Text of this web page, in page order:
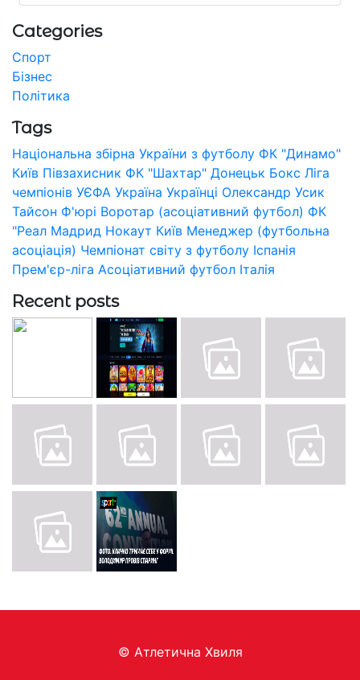
Categories
Спорт
Бізнес
Політика
Tags
Національна збірна України з футболу ФК "Динамо"
Київ Півзахисник ФК "Шахтар" Донецьк Бокс Ліга
чемпіонів УЄФА Україна Українці Олександр Усик
Тайсон Ф'юрі Воротар (асоціативний футбол) ФК
"Реал Мадрид Нокаут Київ Менеджер (футбольна
асоціація) Чемпіонат світу з футболу Іспанія
Прем'єр-ліга Асоціативний футбол Італія
Recent posts
© Aтлетична Хвиля